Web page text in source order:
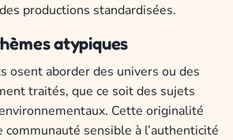
productions standardisées.
atypiques
osent aborder des univers ou des
traités, que ce soit des sujets
Cette originalité
sensible à l’authenticité